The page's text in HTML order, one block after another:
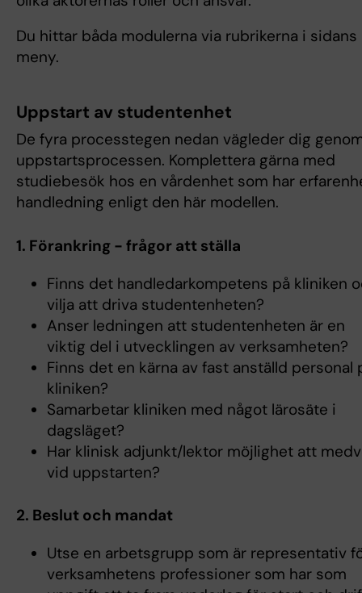
Du hittar båda modulerna via rubrikerna i sidans
meny.
Uppstart av studentenhet
De fyra processtegen nedan vägleder dig
uppstartsprocessen. Komplettera gärna med
studiebesök hos en vårdenhet som har
handledning enligt den här modellen.
1. Förankring - frågor att ställa
Finns det handledarkompetens på kliniken
vilja att driva studentenheten?
Anser ledningen att studentenheten är en
viktig del i utvecklingen av verksamheten?
Finns det en kärna av fast anställd personal
kliniken?
Samarbetar kliniken med något lärosäte i
dagsläget?
Har klinisk adjunkt/lektor möjlighet att
vid uppstarten?
2. Beslut och mandat
Utse en arbetsgrupp som är representativ
verksamhetens professioner som har som